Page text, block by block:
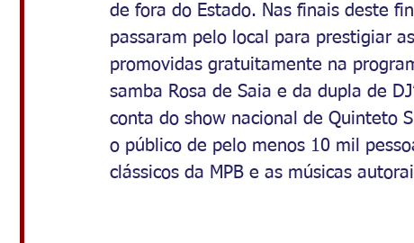
de fora do Estado. Nas finais deste
passaram pelo local para prestigiar
promovidas gratuitamente na
samba Rosa de Saia e da dupla de
conta do show nacional de Quinteto
o público de pelo menos 10 mil
clássicos da MPB e as músicas